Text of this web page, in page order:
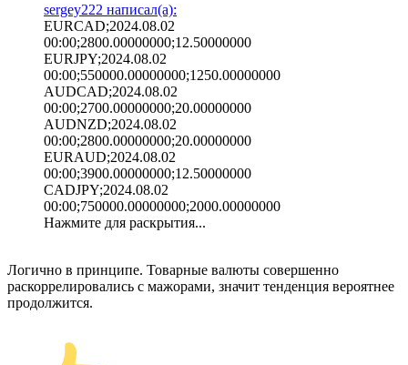
sergey222 написал(а):
EURCAD;2024.08.02
00:00;2800.00000000;12.50000000
EURJPY;2024.08.02
00:00;550000.00000000;1250.00000000
AUDCAD;2024.08.02
00:00;2700.00000000;20.00000000
AUDNZD;2024.08.02
00:00;2800.00000000;20.00000000
EURAUD;2024.08.02
00:00;3900.00000000;12.50000000
CADJPY;2024.08.02
00:00;750000.00000000;2000.00000000
Нажмите для раскрытия...
Логично в принципе. Товарные валюты совершенно
раскоррелировались с мажорами, значит тенденция вероятнее
продолжится.